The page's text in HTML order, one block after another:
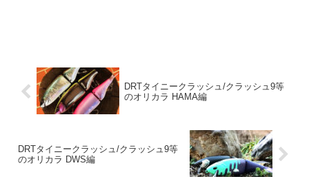
DRTタイニークラッシュ/クラッシュ9等
のオリカラ HAMA編
DRTタイニークラッシュ/クラッシュ9等
のオリカラ DWS編